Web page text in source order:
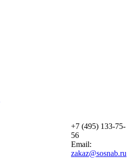
+7 (495) 133-75-
56
Email:
zakaz@sosnab.ru